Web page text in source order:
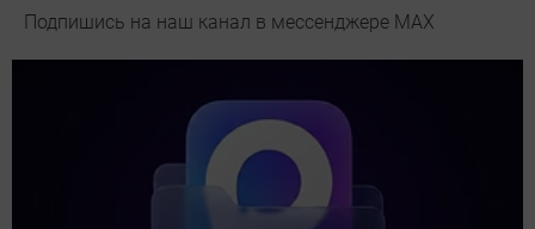
Подпишись на наш канал в мессенджере МАХ